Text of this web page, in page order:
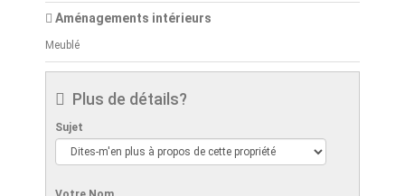
Aménagements intérieurs
Meublé
Plus de détails?
Sujet